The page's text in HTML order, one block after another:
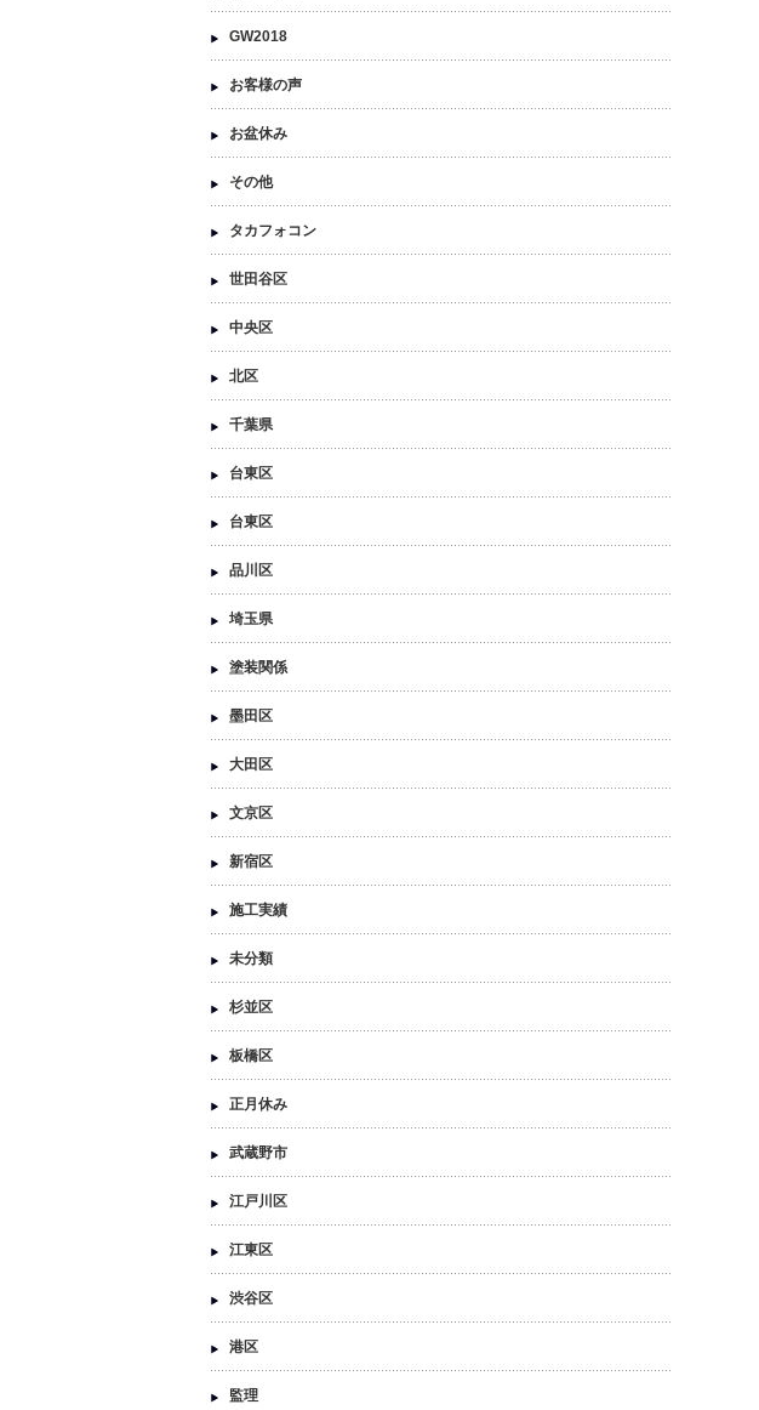
GW2018
お客様の声
お盆休み
その他
タカフォコン
世田谷区
中央区
北区
千葉県
台東区
台東区
品川区
埼玉県
塗装関係
墨田区
大田区
文京区
新宿区
施工実績
未分類
杉並区
板橋区
正月休み
武蔵野市
江戸川区
江東区
渋谷区
港区
監理